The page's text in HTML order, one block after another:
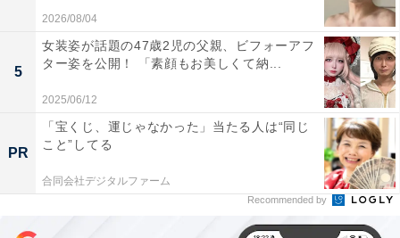
2026/08/04
5
女装姿が話題の47歳2児の父親、ビフォーアフ
ター姿を公開！ 「素顔もお美しくて納...
2025/06/12
PR
「宝くじ、運じゃなかった」当たる人は“同じ
こと”してる
合同会社デジタルファーム
Recommended by